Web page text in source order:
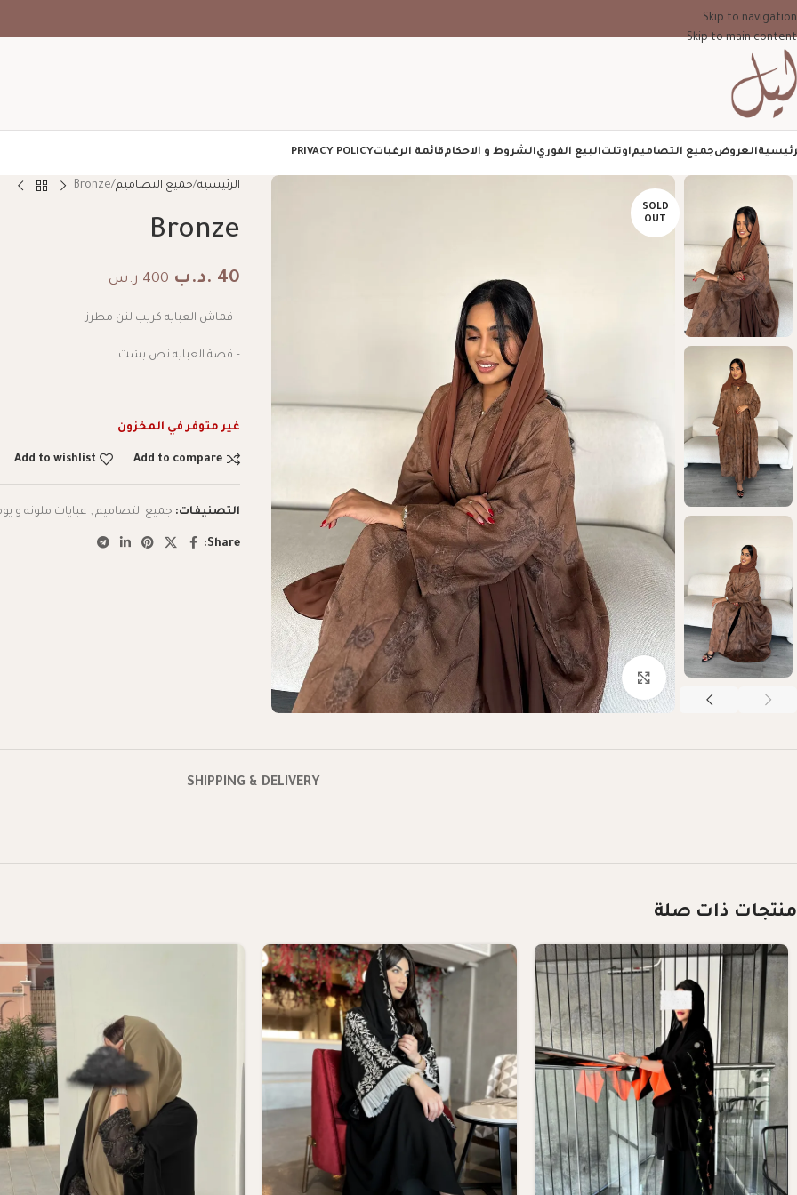
Skip to navigation
Skip to main content
العروضجميع التصاميماوتلتالبيع الفوريالشروط و الاحكامقائمة الرغباتPRIVACY POLICY
SOLD
OUT
Click to enlarge
الرئيسية جميع التصاميم Bronze
Bronze
40 .د.ب 400 ر.س
– قماش العبايه كريب لنن مطرز
– قصة العبايه نص بشت
غير متوفر في المخزون
Add to compare
Add to wishlist
التصنيفات: جميع التصاميم , عبايات ملونه و
Share:
SHIPPING & DELIVERY
منتجات ذات صلة